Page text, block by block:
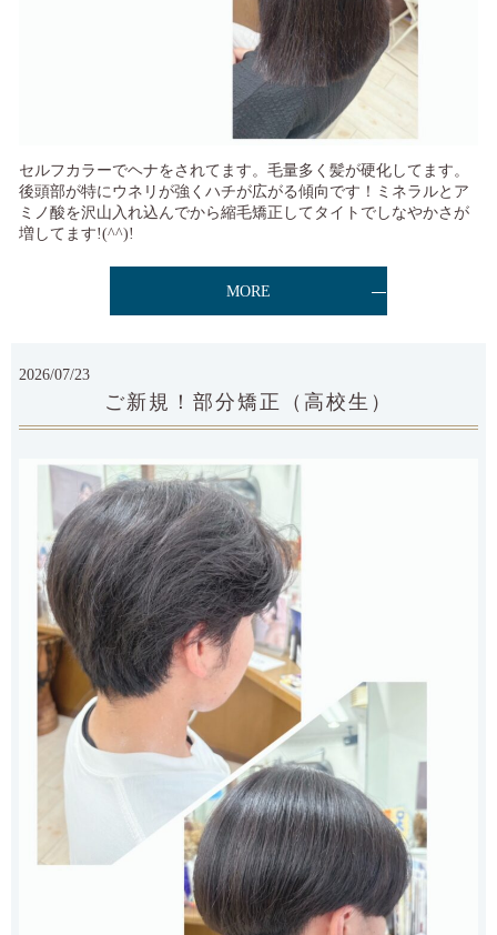
セルフカラーでヘナをされてます。毛量多く髪が硬化してます。
後頭部が特にウネリが強くハチが広がる傾向です！ミネラルとア
ミノ酸を沢山入れ込んでから縮毛矯正してタイトでしなやかさが
増してます!(^^)!
MORE
2026/07/23
ご新規！部分矯正（高校生）